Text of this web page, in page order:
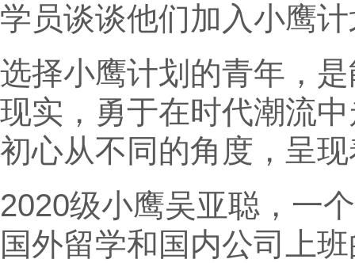
学员谈谈他们加入小鹰计
选择小鹰计划的青年，
现实，勇于在时代潮流
初心从不同的角度，呈
2020级小鹰吴亚聪，一
国外留学和国内公司上